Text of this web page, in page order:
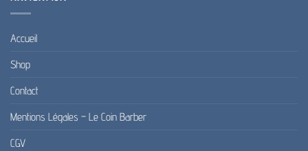
Accueil
Shop
Contact
Mentions Légales – Le Coin Barber
CGV